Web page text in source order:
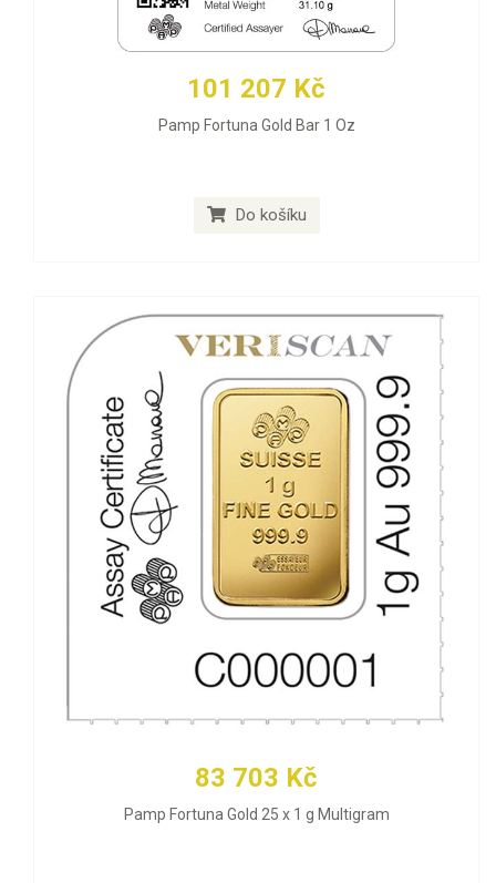
101 207 Kč
Pamp Fortuna Gold Bar 1 Oz
Do košíku
83 703 Kč
Pamp Fortuna Gold 25 x 1 g Multigram